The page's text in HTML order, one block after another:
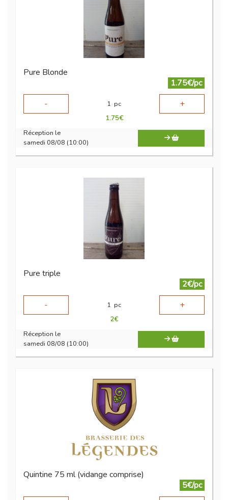
Pure Blonde
1.75€/pc
-
1 pc +
1.75€
Réception le
samedi 08/08 (10:00)
Pure triple
2€/pc
-
1 pc +
2€
Réception le
samedi 08/08 (10:00)
Quintine 75 ml (vidange comprise)
5€/pc